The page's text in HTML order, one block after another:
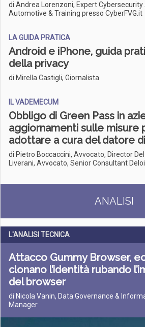
di Andrea Lorenzoni, Expert Cybersecurity
Automotive & Training presso CyberFVG.it
LA GUIDA PRATICA
Android e iPhone, guida
della privacy
di Mirella Castigli, Giornalista
IL VADEMECUM
Obbligo di Green Pass in
aggiornamenti sulle misure
adottare a cura del datore
di Pietro Boccaccini, Avvocato, Director
Liverani, Avvocato, Senior Consultant
ANALISI
L'ANALISI TECNICA
Attacco Gummy Browser,
clonano l’identità rubando
del browser
di Nicola Vanin, Data Governance &
Manager